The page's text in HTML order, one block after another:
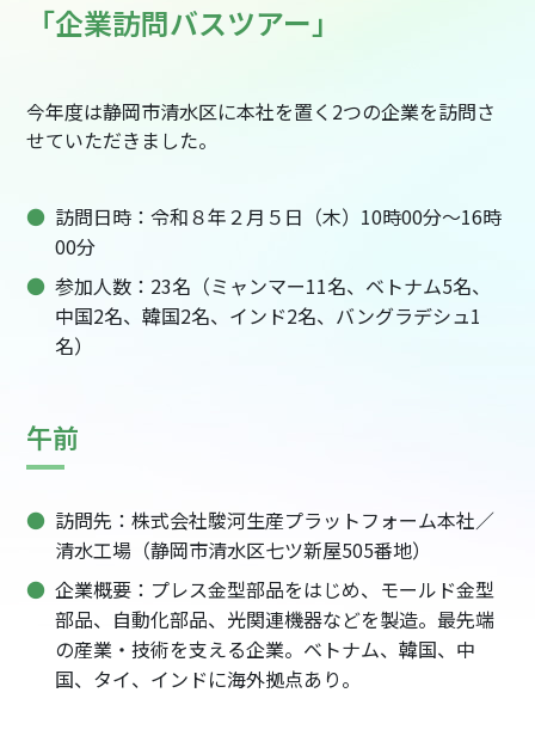
「企業訪問バスツアー」
今年度は静岡市清水区に本社を置く2つの企業を訪問さ
せていただきました。
訪問日時：令和８年２月５日（木）10時00分～16時
00分
参加人数：23名（ミャンマー11名、ベトナム5名、
中国2名、韓国2名、インド2名、バングラデシュ1
名）
午前
訪問先：株式会社駿河生産プラットフォーム本社／
清水工場（静岡市清水区七ツ新屋505番地）
企業概要：プレス金型部品をはじめ、モールド金型
部品、自動化部品、光関連機器などを製造。最先端
の産業・技術を支える企業。ベトナム、韓国、中
国、タイ、インドに海外拠点あり。